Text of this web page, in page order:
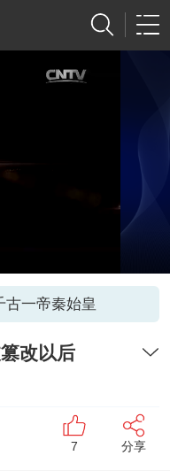
古一帝秦始皇
改以后
7 分享